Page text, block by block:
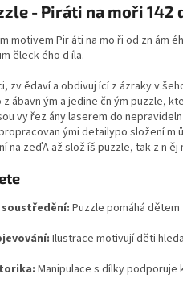
- Piráti na moři 142
motivem Pir áti na mo ři od zn ám
ěleck ého d íla.
zv ědaví a obdivuj ící z ázraky v
ábavn ým a jedine čn ým puzzle,
vy řez ány laserem do
ými detailypo složení
na zeďA až slož íš puzzle, tak z n
Puzzle pomáhá
Ilustrace motivují děti
Manipulace s dílky podporuje